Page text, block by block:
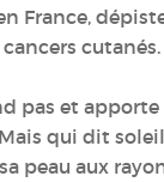
France,
cutanés.
pas et
qui dit
peau aux